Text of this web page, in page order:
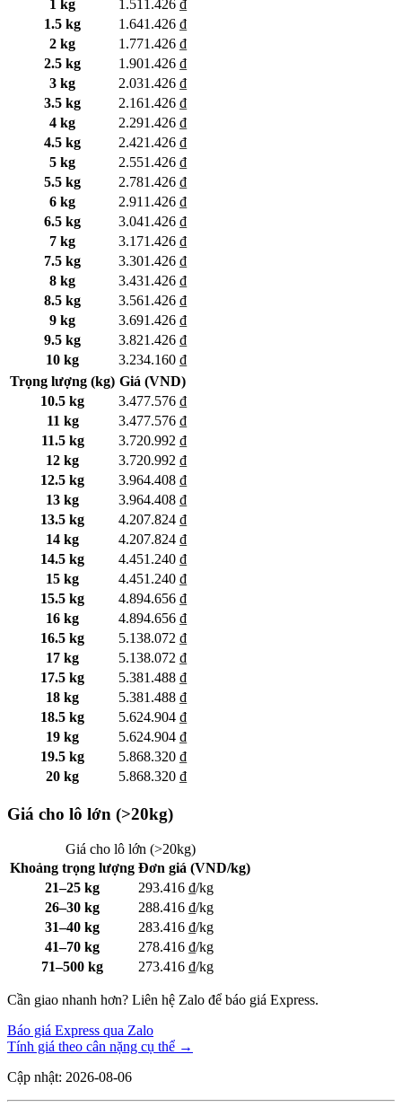
1 kg
1.511.426 ₫
1.5 kg
1.641.426 ₫
2 kg
1.771.426 ₫
2.5 kg
1.901.426 ₫
3 kg
2.031.426 ₫
3.5 kg
2.161.426 ₫
4 kg
2.291.426 ₫
4.5 kg
2.421.426 ₫
5 kg
2.551.426 ₫
5.5 kg
2.781.426 ₫
6 kg
2.911.426 ₫
6.5 kg
3.041.426 ₫
7 kg
3.171.426 ₫
7.5 kg
3.301.426 ₫
8 kg
3.431.426 ₫
8.5 kg
3.561.426 ₫
9 kg
3.691.426 ₫
9.5 kg
3.821.426 ₫
10 kg
3.234.160 ₫
Trọng lượng (kg) Giá (VND)
10.5 kg
3.477.576 ₫
11 kg
3.477.576 ₫
11.5 kg
3.720.992 ₫
12 kg
3.720.992 ₫
12.5 kg
3.964.408 ₫
13 kg
3.964.408 ₫
13.5 kg
4.207.824 ₫
14 kg
4.207.824 ₫
14.5 kg
4.451.240 ₫
15 kg
4.451.240 ₫
15.5 kg
4.894.656 ₫
16 kg
4.894.656 ₫
16.5 kg
5.138.072 ₫
17 kg
5.138.072 ₫
17.5 kg
5.381.488 ₫
18 kg
5.381.488 ₫
18.5 kg
5.624.904 ₫
19 kg
5.624.904 ₫
19.5 kg
5.868.320 ₫
20 kg
5.868.320 ₫
Giá cho lô lớn (>20kg)
Giá cho lô lớn (>20kg)
Khoảng trọng lượng Đơn giá (VND/kg)
21–25 kg
293.416 ₫/kg
26–30 kg
288.416 ₫/kg
31–40 kg
283.416 ₫/kg
41–70 kg
278.416 ₫/kg
71–500 kg
273.416 ₫/kg
Cần giao nhanh hơn? Liên hệ Zalo để báo giá Express.
Báo giá Express qua Zalo
Tính giá theo cân nặng cụ thể →
Cập nhật: 2026-08-06